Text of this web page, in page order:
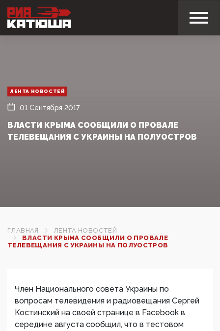
ЛЕНТА НОВОСТЕЙ
01 Сентября 2017
ВЛАСТИ КРЫМА СООБЩИЛИ О ПРОВАЛЕ
ТЕЛЕВЕЩАНИЯ С УКРАИНЫ НА ПОЛУОСТРОВ
ГЛАВНАЯ
ЛЕНТА НОВОСТЕЙ
ВЛАСТИ КРЫМА СООБЩИЛИ О ПРОВАЛЕ
ТЕЛЕВЕЩАНИЯ С УКРАИНЫ НА ПОЛУОСТРОВ
Член Национального совета Украины по
вопросам телевидения и радиовещания Сергей
Костинский на своей странице в Facebook в
середине августа сообщил, что в тестовом